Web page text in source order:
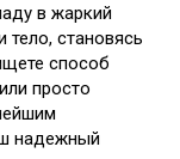
в жаркий
тело, становясь
способ
просто
надежный